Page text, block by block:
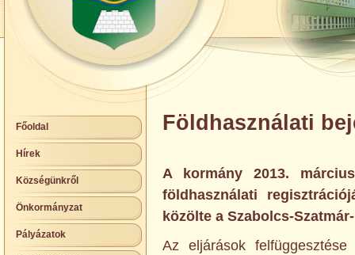
Főoldal
Hírek
Községünkről
Önkormányzat
Pályázatok
Földhasználati
A kormány 2013.
földhasználati
közölte a Szabolcs-
Az eljárások